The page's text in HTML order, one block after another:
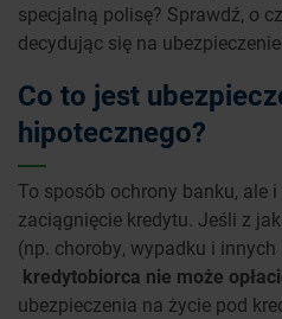
specjalną polisę? Sprawdź, o
decydując się na
Co to jest
hipotecznego?
To sposób ochrony banku, ale
zaciągnięcie kredytu. Jeśli z
(np. choroby, wypadku i
kredytobiorca nie może
ubezpieczenia na życie pod